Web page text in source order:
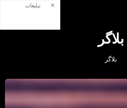
بلاگر
بلاگر
تبلیغات ×